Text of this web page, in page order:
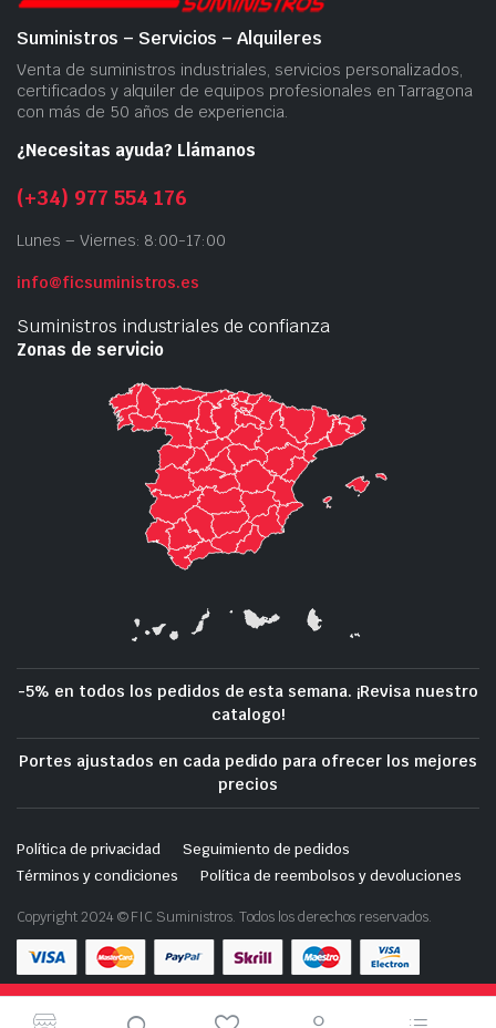
Tienda de demostración con fines de prueba — no se
Suministros – Servicios – Alquileres
Venta de suministros industriales, servicios personalizados,
certificados y alquiler de equipos profesionales en Tarragona
con más de 50 años de experiencia.
¿Necesitas ayuda? Llámanos
(+34) 977 554 176
Lunes – Viernes: 8:00-17:00
info@ficsuministros.es
Suministros industriales de confianza
Zonas de servicio
-5% en todos los pedidos de esta semana. ¡Revisa nuestro
catalogo!
Portes ajustados en cada pedido para ofrecer los mejores
precios
Política de privacidad
Seguimiento de pedidos
Términos y condiciones
Política de reembolsos y devoluciones
Copyright 2024 © FIC Suministros. Todos los derechos reservados.
Descarga nuestra App en tu móvil